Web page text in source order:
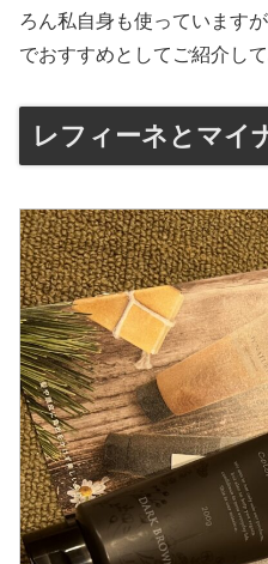
ろん私自身も使っています
でおすすめとしてご紹介して
レフィーネとマイ